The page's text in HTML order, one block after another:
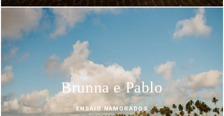
Brunna e Pablo
ENSAIO NAMORADOS